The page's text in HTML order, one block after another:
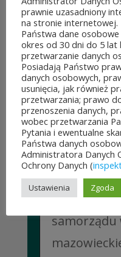
ROZPOCZĘŁO SIĘ
OBYWATELSKIM
03
Można już
na projekty
edycji
To
które
samorządu
prawnie uzasadniony
na stronie internetowej.
Państwa dane
okres od 30 dni do 5 lat
przetwarzanie danych
Posiadają Państwo
danych osobowych,
usunięcia, jak również
przetwarzania; prawo
przenoszenia danych,
wobec przetwarzania
Pytania i ewentualne
Państwa danych
Administratora Danych
Ochrony Danych (
Ustawienia Zgoda